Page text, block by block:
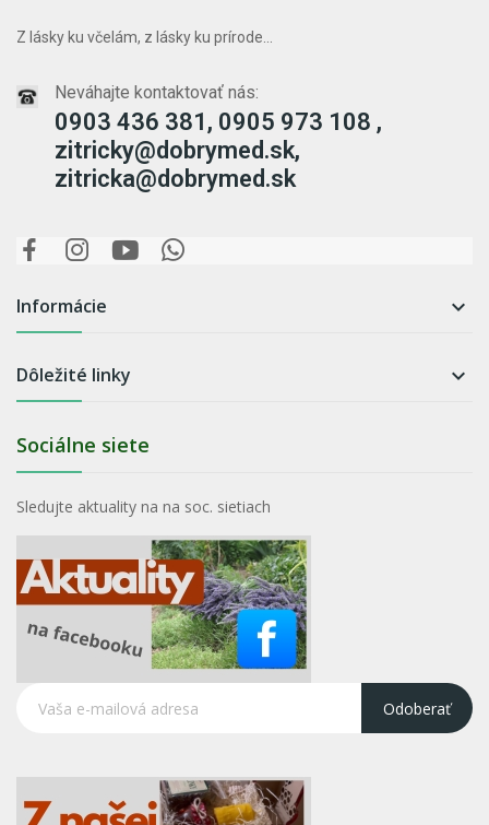
Z lásky ku včelám, z lásky ku prírode...
Neváhajte kontaktovať nás:
0903 436 381, 0905 973 108 ,
zitricky@dobrymed.sk,
zitricka@dobrymed.sk
Informácie 
Dôležité linky 
Sociálne siete
Sledujte aktuality na na soc. sietiach
Odoberať